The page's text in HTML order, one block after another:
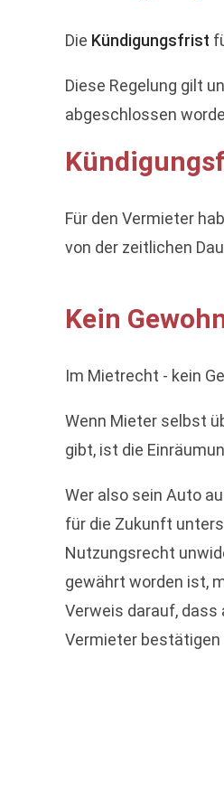
Die Kündigungsfrist
Diese Regelung gilt
abgeschlossen
Für den Vermieter
von der zeitlichen
Kein
Im Mietrecht - kein
Wenn Mieter selbst
gibt, ist die
Wer also sein Auto
für die Zukunft
Nutzungsrecht
gewährt worden ist,
Verweis darauf,
Vermieter bestätigen